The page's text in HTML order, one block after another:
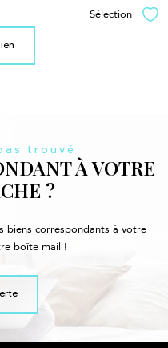
Sélection
trouvé
À VOTRE
?
biens correspondants à votre
boîte mail !